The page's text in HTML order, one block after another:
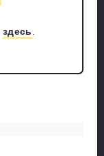
здесь